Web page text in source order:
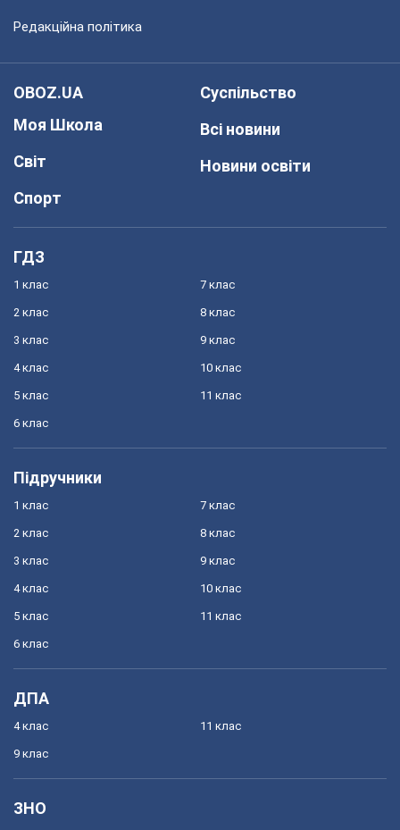
Редакційна політика
OBOZ.UA
Моя Школа
Світ
Спорт
Суспільство
Всі новини
Новини освіти
ГДЗ
1 клас
2 клас
3 клас
4 клас
5 клас
6 клас
7 клас
8 клас
9 клас
10 клас
11 клас
Підручники
1 клас
2 клас
3 клас
4 клас
5 клас
6 клас
7 клас
8 клас
9 клас
10 клас
11 клас
ДПА
4 клас
9 клас
11 клас
ЗНО